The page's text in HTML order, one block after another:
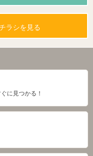
ラシを見る
に見つかる！